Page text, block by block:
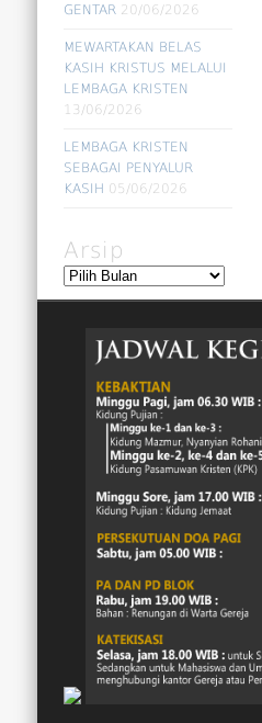
GENTAR 20/06/2026
MEWARTAKAN BELAS
KASIH KRISTUS MELALUI
LEMBAGA KRISTEN
13/06/2026
LEMBAGA KRISTEN
SEBAGAI PENYALUR
KASIH 05/06/2026
Arsip
Arsip